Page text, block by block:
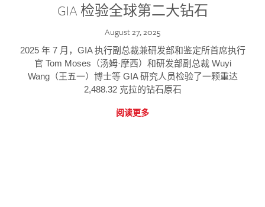
GIA 检验全球第二大钻石
August 27, 2025
2025 年 7 月，GIA 执行副总裁兼研发部和鉴定所首席执行
官 Tom Moses（汤姆·摩西）和研发部副总裁 Wuyi
Wang（王五一）博士等 GIA 研究人员检验了一颗重达
2,488.32 克拉的钻石原石
阅读更多